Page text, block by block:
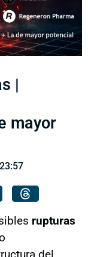
|
mayor
23:57
rupturas